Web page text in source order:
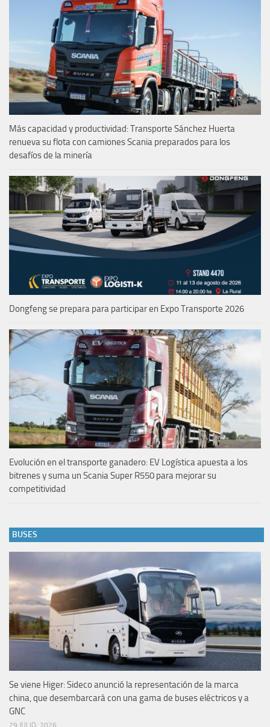
Más capacidad y productividad: Transporte Sánchez Huerta
renueva su flota con camiones Scania preparados para los
desafíos de la minería
Dongfeng se prepara para participar en Expo Transporte 2026
Evolución en el transporte ganadero: EV Logística apuesta a los
bitrenes y suma un Scania Super R550 para mejorar su
competitividad
BUSES
Se viene Higer: Sideco anunció la representación de la marca
china, que desembarcará con una gama de buses eléctricos y a
GNC